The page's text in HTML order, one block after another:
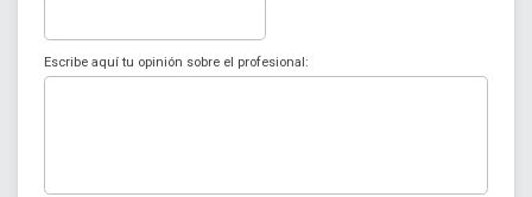
Escribe aquí tu opinión sobre el profesional: